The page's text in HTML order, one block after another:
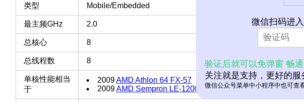
类型 Mobile/Embedded
最主频GHz 2.0
总核心 8
总线程数 8
单核性能相当
于
2009AMD Athlon 64 FX-57
2009AMD Sempron LE-1200
微信扫码进
验证后就可以免弹窗 畅
关注就是支持，更好的
微信公众号菜单中小程序中也可查